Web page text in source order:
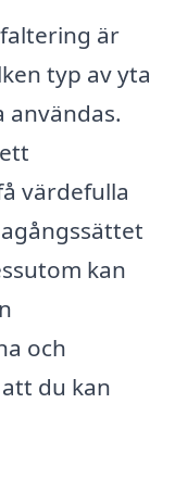
är
typ av yta
användas.
värdefulla
kan
och
du kan